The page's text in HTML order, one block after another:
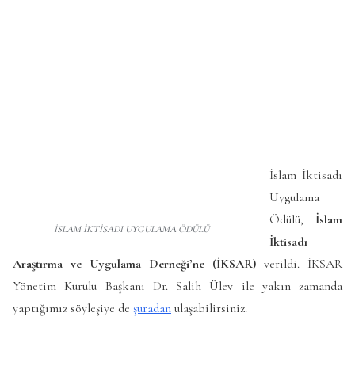
İSLAM İKTİSADI UYGULAMA ÖDÜLÜ
İslam İktisadı
Uygulama
Ödülü, İslam
İktisadı
Araştırma ve Uygulama Derneği’ne (İKSAR) verildi. İKSAR
Yönetim Kurulu Başkanı Dr. Salih Ülev ile yakın zamanda
yaptığımız söyleşiye de şuradan ulaşabilirsiniz.